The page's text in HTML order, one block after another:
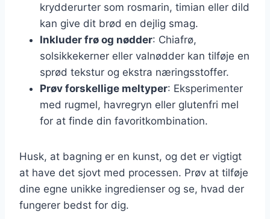
krydderurter som rosmarin, timian eller dild
kan give dit brød en dejlig smag.
Inkluder frø og nødder: Chiafrø,
solsikkekerner eller valnødder kan tilføje en
sprød tekstur og ekstra næringsstoffer.
Prøv forskellige meltyper: Eksperimenter
med rugmel, havregryn eller glutenfri mel
for at finde din favoritkombination.
Husk, at bagning er en kunst, og det er vigtigt
at have det sjovt med processen. Prøv at tilføje
dine egne unikke ingredienser og se, hvad der
fungerer bedst for dig.